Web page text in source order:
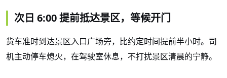
次日 6:00 提前抵达景区，等候开门
货车准时到达景区入口广场旁，比约定时间提前半小时。司
机主动停车熄火，在驾驶室休息，不打扰景区清晨的宁静。